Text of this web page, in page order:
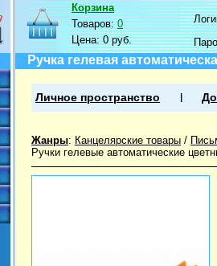
Корзина
Товаров:0
Цена:0 руб.
Ручка гелевая
Личное пространство
Жанры: Канцелярские товары /
Ручки гелевые автоматические